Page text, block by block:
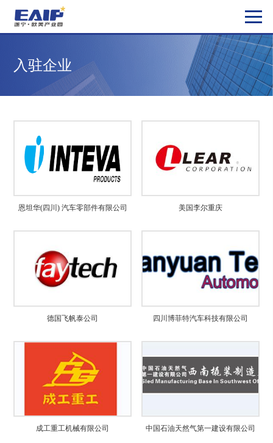
入驻企业
恩坦华(四川) 汽车零部件有限公司 美国李尔重庆
德国飞帆泰公司 四川博菲特汽车科技有限公司
成工重工机械有限公司 中国石油天然气第一建设有限公司